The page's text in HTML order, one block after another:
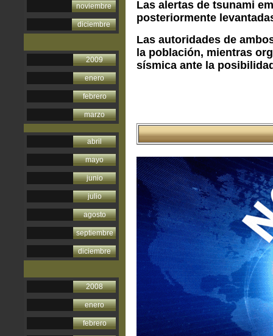
noviembre
diciembre
2009
enero
febrero
marzo
abril
mayo
junio
julio
agosto
septiembre
diciembre
2008
enero
febrero
Las alertas de tsunami
posteriormente
Las autoridades de
la población, mientras
sísmica ante la